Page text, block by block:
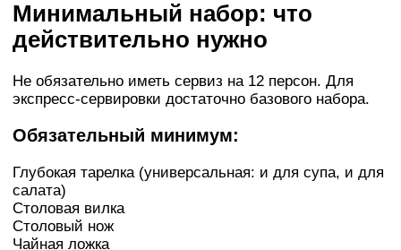
Минимальный набор: что
действительно нужно
Не обязательно иметь сервиз на 12 персон. Для
экспресс-сервировки достаточно базового набора.
Обязательный минимум:
Глубокая тарелка (универсальная: и для супа, и для
салата)
Столовая вилка
Столовый нож
Чайная ложка